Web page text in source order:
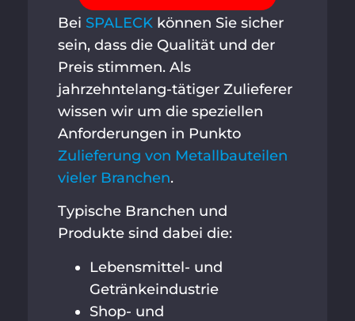
Bei SPALECKkönnen Sie sicher
sein, dass die Qualität und der
Preis stimmen. Als
jahrzehntelang-tätiger Zulieferer
wissen wir um die speziellen
Anforderungen in Punkto
Zulieferung von Metallbauteilen
vieler Branchen.
Typische Branchen und
Produkte sind dabei die:
Lebensmittel- und
Getränkeindustrie
Shop- und